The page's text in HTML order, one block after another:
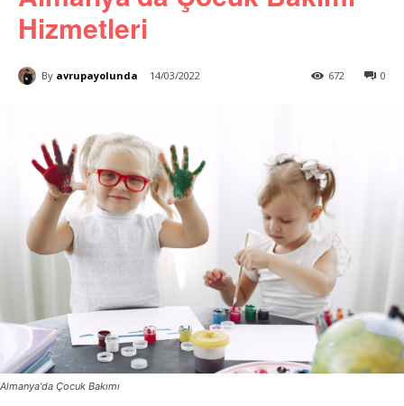
Hizmetleri
By avrupayolunda 14/03/2022 0
672
Almanya'da Çocuk Bakımı